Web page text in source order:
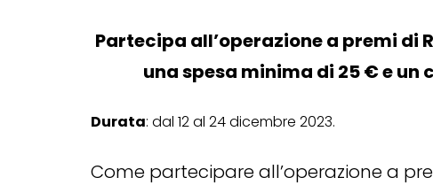
Partecipa all’operazione a premi di
una spesa minima di 25 € e
Durata: dal 12 al 24 dicembre 2023.
Come partecipare all’operazione a